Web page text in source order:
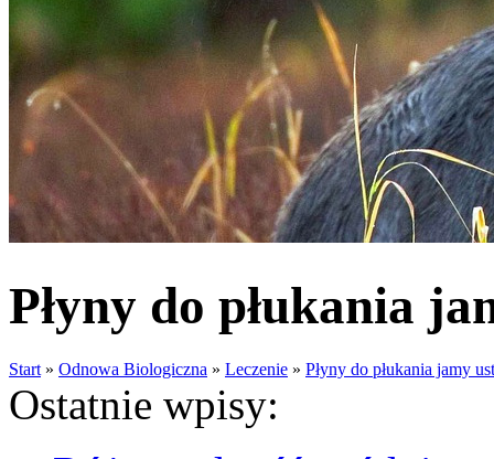
Płyny do płukania
Start » Odnowa Biologiczna » Leczenie » Płyny do płukania jamy
Ostatnie wpisy: